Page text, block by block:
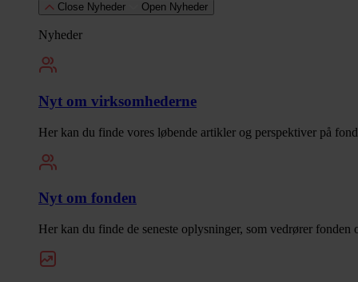
Close Nyheder Open Nyheder
Nyheder
Nyt om virksomhederne
Her kan du finde vores løbende artikler og perspektiver på
Nyt om fonden
Her kan du finde de seneste oplysninger, som vedrører fonden